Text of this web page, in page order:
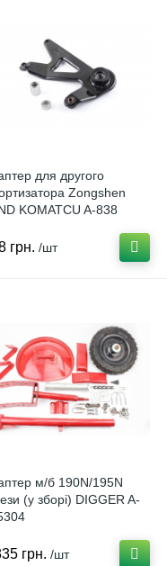
для другого
Zongshen
KOMATCU A-838
грн. /шт
м/б 190N/195N
(у зборі) DIGGER A-
грн. /шт